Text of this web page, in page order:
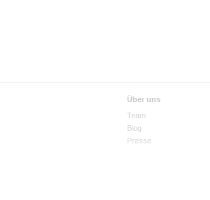
Über uns
Team
Blog
Presse